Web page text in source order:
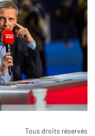
Tous droits réservés